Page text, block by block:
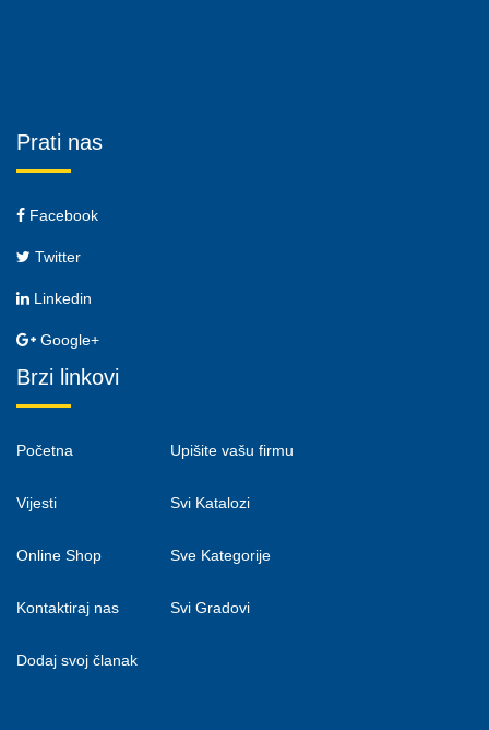
Prati nas
Facebook
Twitter
Linkedin
Google+
Brzi linkovi
Početna
Vijesti
Online Shop
Kontaktiraj nas
Dodaj svoj članak
Upišite vašu firmu
Svi Katalozi
Sve Kategorije
Svi Gradovi